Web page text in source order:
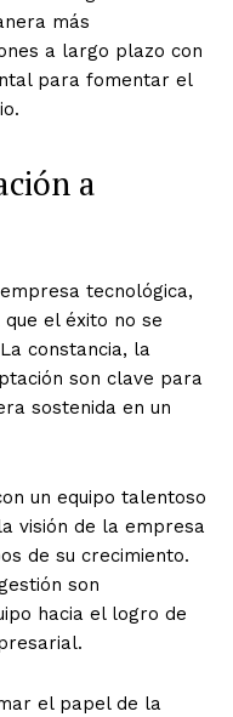
más
a largo plazo con
para fomentar el
a
tecnológica,
el éxito no se
constancia, la
son clave para
sostenida en un
un equipo talentoso
visión de la empresa
de su crecimiento.
son
hacia el logro de
el papel de la